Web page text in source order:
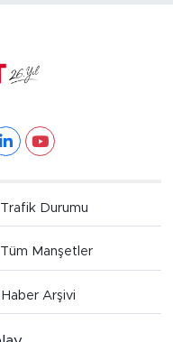
Trafik Durumu
Tüm Manşetler
Haber Arşivi